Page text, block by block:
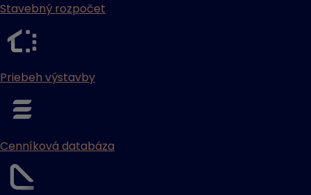
Stavebný rozpočet
Priebeh výstavby
Cenníková databáza